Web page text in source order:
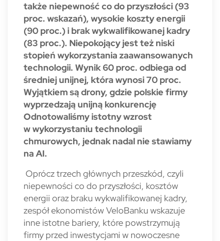
także niepewność co do przyszłości (93
proc. wskazań), wysokie koszty energii
(90 proc.) i brak wykwalifikowanej kadry
(83 proc.). Niepokojący jest też niski
stopień wykorzystania zaawansowanych
technologii. Wynik 60 proc. odbiega od
średniej unijnej, która wynosi 70 proc.
Wyjątkiem są drony, gdzie polskie firmy
wyprzedzają unijną konkurencję
Odnotowaliśmy istotny wzrost
w wykorzystaniu technologii
chmurowych, jednak nadal nie stawiamy
na AI.
Oprócz trzech głównych przeszkód, czyli
niepewności co do przyszłości, kosztów
energii oraz braku wykwalifikowanej kadry,
zespół ekonomistów VeloBanku wskazuje
inne istotne bariery, które powstrzymują
firmy przed inwestycjami w nowoczesne